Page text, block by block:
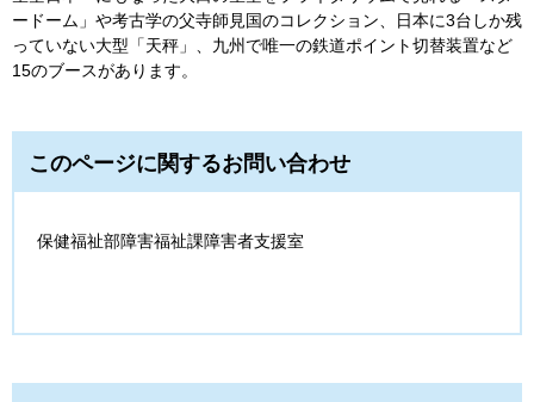
ードーム」や考古学の父寺師見国のコレクション、日本に3台しか残
っていない大型「天秤」、九州で唯一の鉄道ポイント切替装置など
15のブースがあります。
このページに関するお問い合わせ
保健福祉部障害福祉課障害者支援室